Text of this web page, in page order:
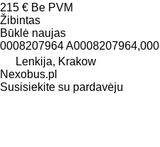
215 € Be PVM
Žibintas
Būklė naujas
0008207964
Lenkija, Krakow
Nexobus.pl
Susisiekite su pardavėju